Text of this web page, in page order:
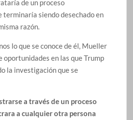
de un proceso
terminaría siendo desechado en
razón.
lo que se conoce de él, Mueller
oportunidades en las que Trump
la investigación que se
a través de un proceso
a cualquier otra persona